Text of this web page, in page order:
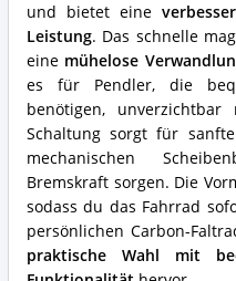
und bietet eine
Leistung. Das schnelle
eine mühelose
es für Pendler, die
benötigen, unverzichtbar
Schaltung sorgt für
mechanischen
Bremskraft sorgen. Die
sodass du das Fahrrad
persönlichen Carbon-
praktische Wahl mit